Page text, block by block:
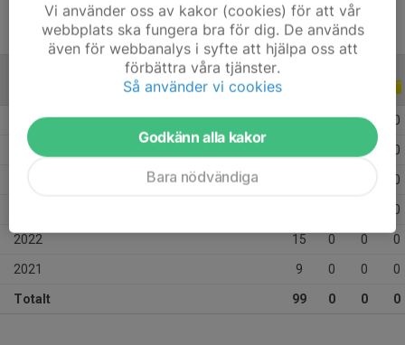
ALLA ÅR
2026 16 0 0 0
2025 0
0
0
2022 15 0 0 0
2021 9 0 0 0
Totalt 99 0 0 0
Vi använder oss av kakor (cookies) för att vår
webbplats ska fungera bra för dig. De används
även för webbanalys i syfte att hjälpa oss att
förbättra våra tjänster.
Så använder vi cookies
Godkänn alla kakor
Bara nödvändiga